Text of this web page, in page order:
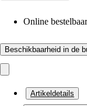
Online bestelbaar
Beschikbaarheid in de
Artikeldetails